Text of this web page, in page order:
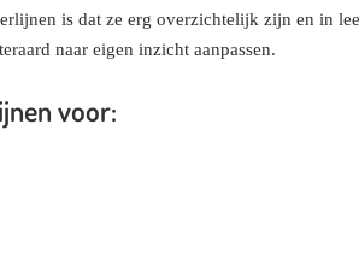
is dat ze erg overzichtelijk zijn en in
naar eigen inzicht aanpassen.
voor: